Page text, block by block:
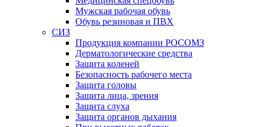
Мужская рабочая обувь
Обувь резиновая и ПВХ
СИЗ
Продукция компании РОСОМЗ
Дерматологические средства
Защита коленей
Безопасность рабочего места
Защита головы
Защита лица, зрения
Защита слуха
Защита органов дыхания